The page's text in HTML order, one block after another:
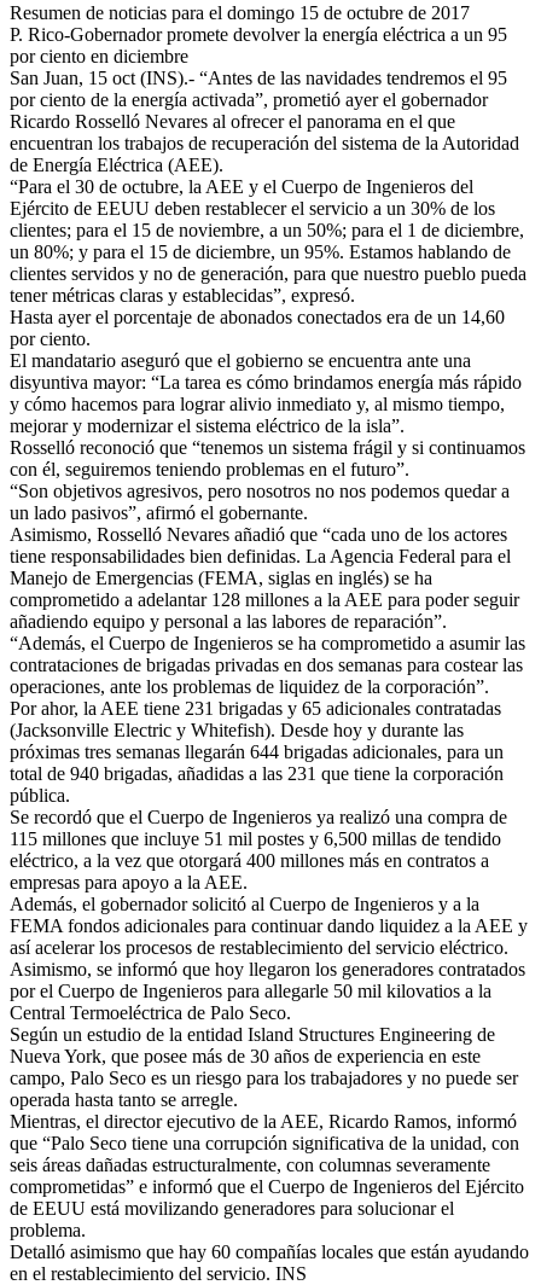
Resumen de noticias para el domingo 15 de octubre de 2017
P. Rico-Gobernador promete devolver la energía eléctrica a un 95
por ciento en diciembre
San Juan, 15 oct (INS).- “Antes de las navidades tendremos el 95
por ciento de la energía activada”, prometió ayer el gobernador
Ricardo Rosselló Nevares al ofrecer el panorama en el que
encuentran los trabajos de recuperación del sistema de la Autoridad
de Energía Eléctrica (AEE).
“Para el 30 de octubre, la AEE y el Cuerpo de Ingenieros del
Ejército de EEUU deben restablecer el servicio a un 30% de los
clientes; para el 15 de noviembre, a un 50%; para el 1 de diciembre,
un 80%; y para el 15 de diciembre, un 95%. Estamos hablando de
clientes servidos y no de generación, para que nuestro pueblo pueda
tener métricas claras y establecidas”, expresó.
Hasta ayer el porcentaje de abonados conectados era de un 14,60
por ciento.
El mandatario aseguró que el gobierno se encuentra ante una
disyuntiva mayor: “La tarea es cómo brindamos energía más rápido
y cómo hacemos para lograr alivio inmediato y, al mismo tiempo,
mejorar y modernizar el sistema eléctrico de la isla”.
Rosselló reconoció que “tenemos un sistema frágil y si continuamos
con él, seguiremos teniendo problemas en el futuro”.
“Son objetivos agresivos, pero nosotros no nos podemos quedar a
un lado pasivos”, afirmó el gobernante.
Asimismo, Rosselló Nevares añadió que “cada uno de los actores
tiene responsabilidades bien definidas. La Agencia Federal para el
Manejo de Emergencias (FEMA, siglas en inglés) se ha
comprometido a adelantar 128 millones a la AEE para poder seguir
añadiendo equipo y personal a las labores de reparación”.
“Además, el Cuerpo de Ingenieros se ha comprometido a asumir las
contrataciones de brigadas privadas en dos semanas para costear las
operaciones, ante los problemas de liquidez de la corporación”.
Por ahor, la AEE tiene 231 brigadas y 65 adicionales contratadas
(Jacksonville Electric y Whitefish). Desde hoy y durante las
próximas tres semanas llegarán 644 brigadas adicionales, para un
total de 940 brigadas, añadidas a las 231 que tiene la corporación
pública.
Se recordó que el Cuerpo de Ingenieros ya realizó una compra de
115 millones que incluye 51 mil postes y 6,500 millas de tendido
eléctrico, a la vez que otorgará 400 millones más en contratos a
empresas para apoyo a la AEE.
Además, el gobernador solicitó al Cuerpo de Ingenieros y a la
FEMA fondos adicionales para continuar dando liquidez a la AEE y
así acelerar los procesos de restablecimiento del servicio eléctrico.
Asimismo, se informó que hoy llegaron los generadores contratados
por el Cuerpo de Ingenieros para allegarle 50 mil kilovatios a la
Central Termoeléctrica de Palo Seco.
Según un estudio de la entidad Island Structures Engineering de
Nueva York, que posee más de 30 años de experiencia en este
campo, Palo Seco es un riesgo para los trabajadores y no puede ser
operada hasta tanto se arregle.
Mientras, el director ejecutivo de la AEE, Ricardo Ramos, informó
que “Palo Seco tiene una corrupción significativa de la unidad, con
seis áreas dañadas estructuralmente, con columnas severamente
comprometidas” e informó que el Cuerpo de Ingenieros del Ejército
de EEUU está movilizando generadores para solucionar el
problema.
Detalló asimismo que hay 60 compañías locales que están ayudando
en el restablecimiento del servicio. INS